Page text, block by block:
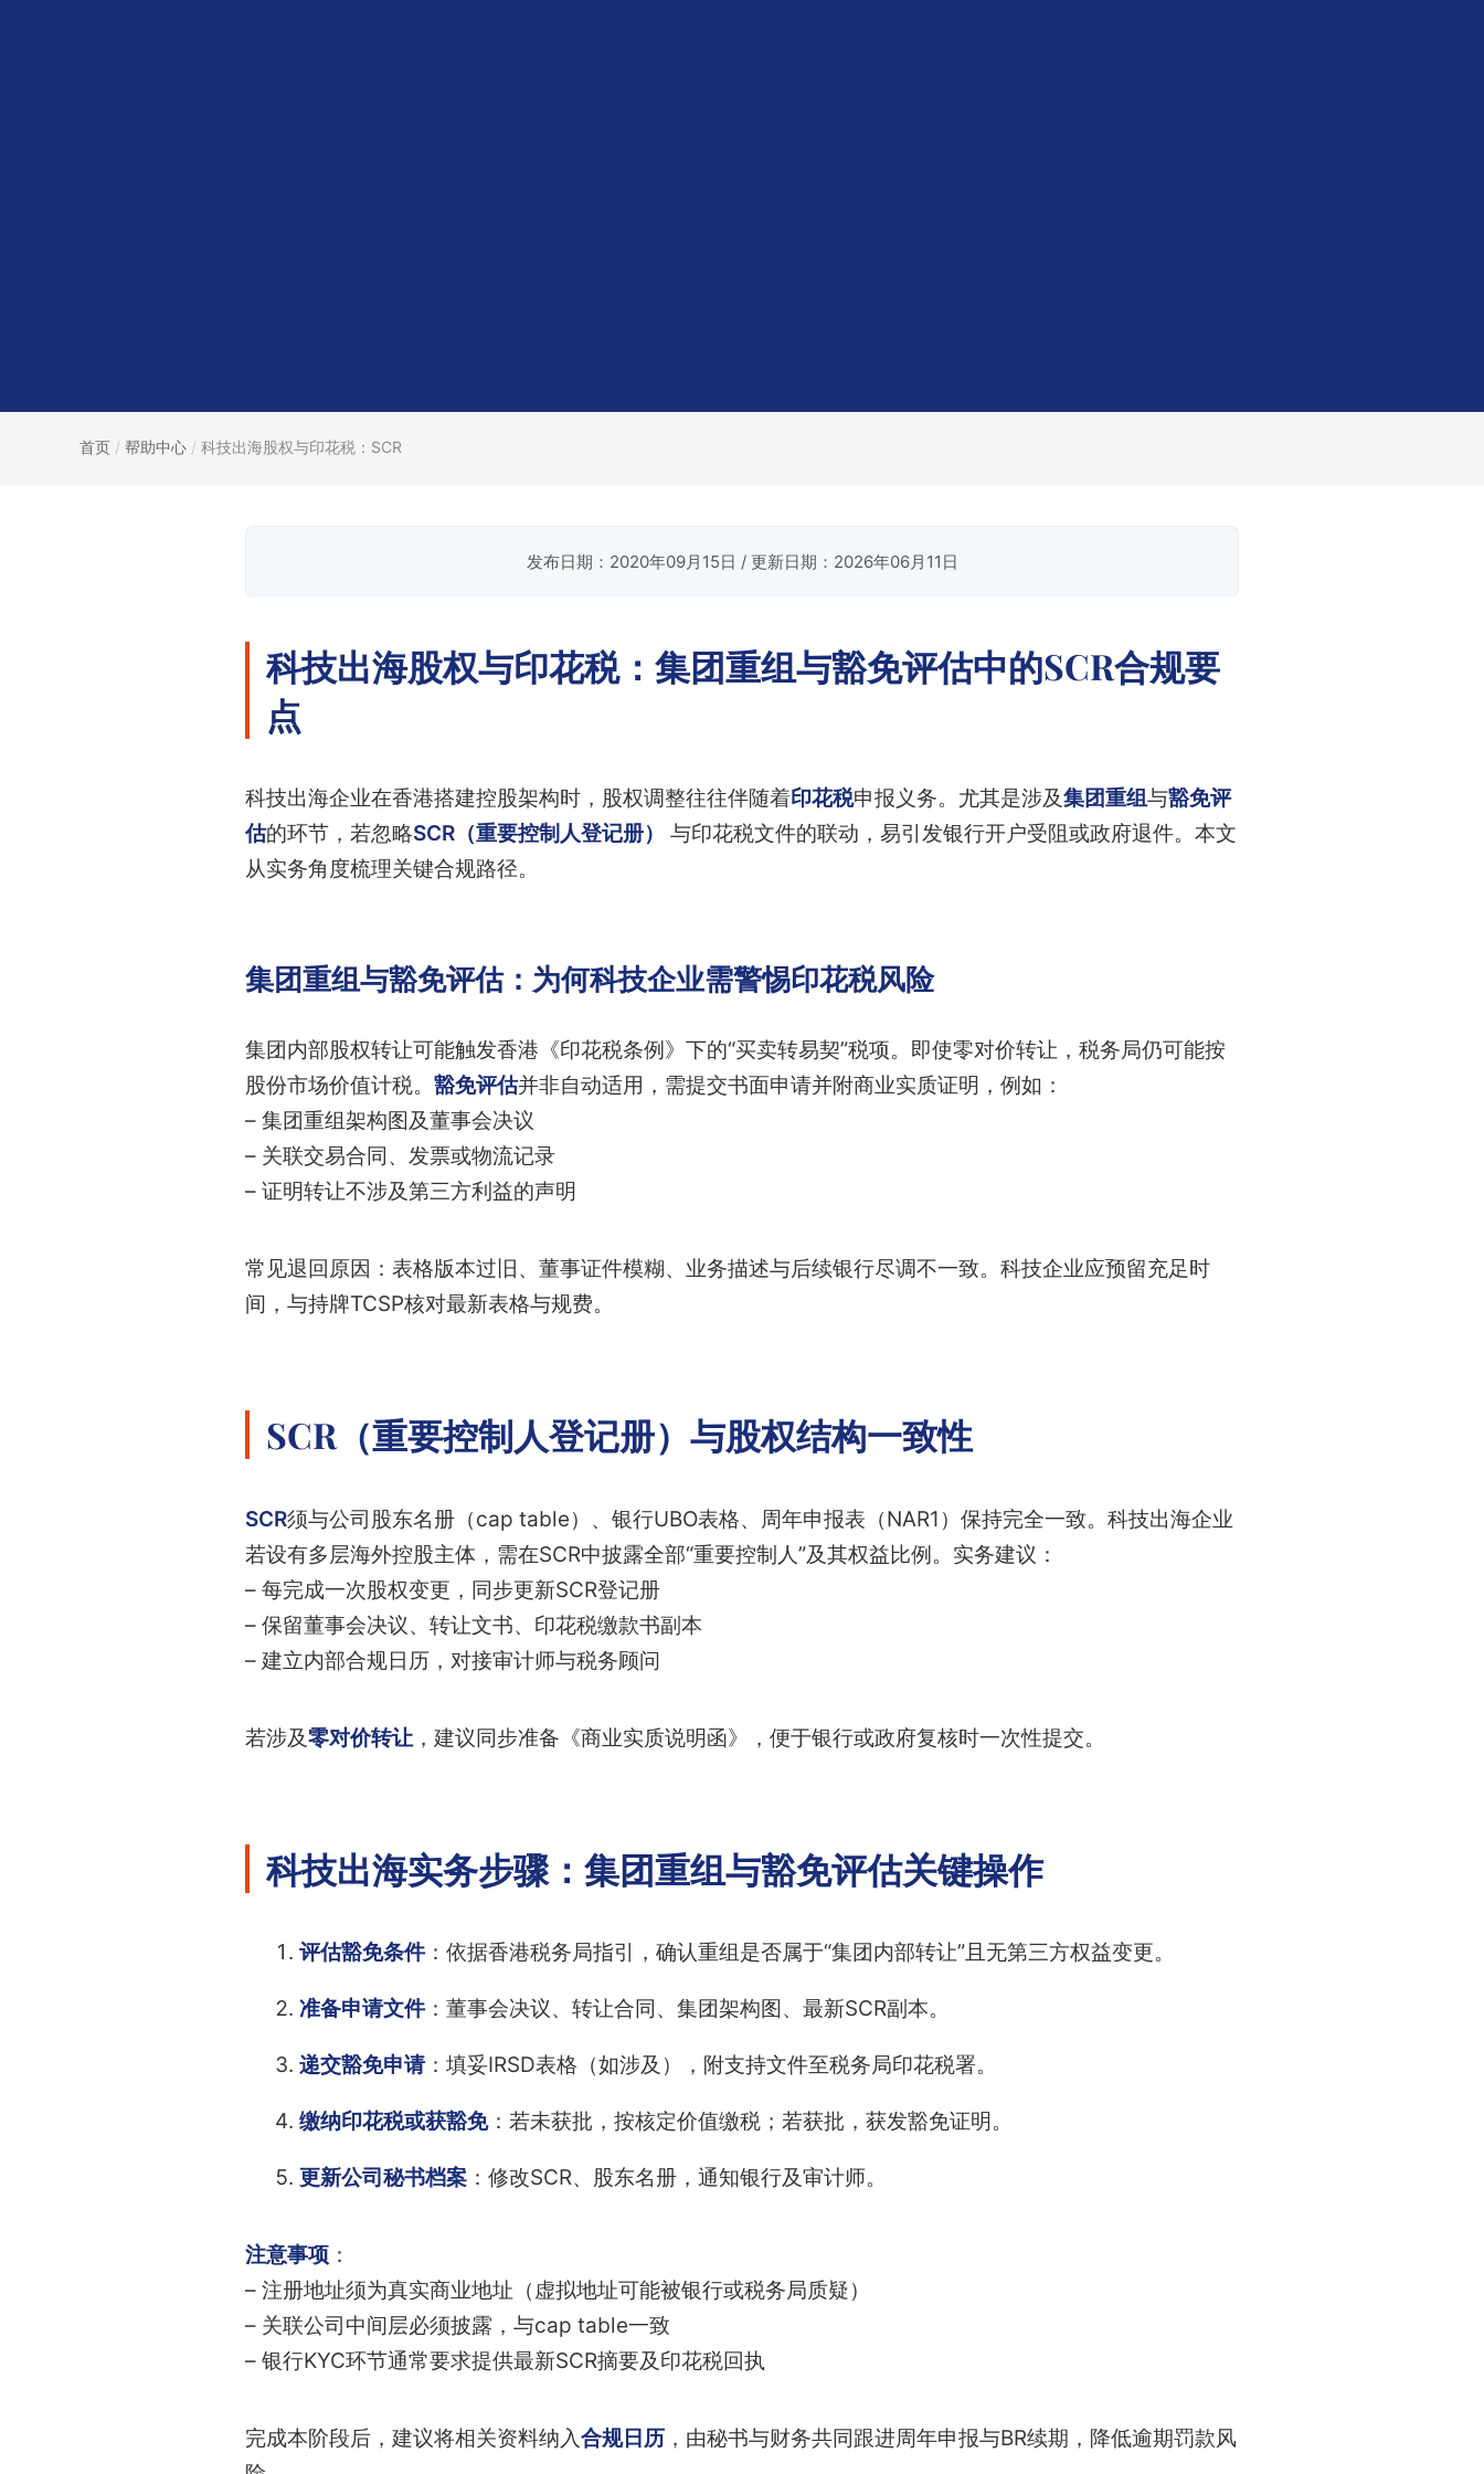
首页 / 帮助中心 / 科技出海股权与印花税：SCR
发布日期：2020年09月15日 / 更新日期：2026年06月11日
科技出海股权与印花税：集团重组与豁免评估中的SCR合规要
点
科技出海企业在香港搭建控股架构时，股权调整往往伴随着印花税申报义务。尤其是涉及集团重组与豁免评
估的环节，若忽略SCR（重要控制人登记册）
与印花税文件的联动，易引发银行开户受阻或政府退件。本文
从实务角度梳理关键合规路径。
集团重组与豁免评估：为何科技企业需警惕印花税风险
集团内部股权转让可能触发香港《印花税条例》下的“买卖转易契”税项。即使零对价转让，税务局仍可能按
股份市场价值计税。 豁免评估并非自动适用，需提交书面申请并附商业实质证明，例如：
– 集团重组架构图及董事会决议
– 关联交易合同、发票或物流记录
– 证明转让不涉及第三方利益的声明
常见退回原因：表格版本过旧、董事证件模糊、业务描述与后续银行尽调不一致。科技企业应预留充足时
间，与持牌TCSP核对最新表格与规费。
SCR（重要控制人登记册）与股权结构一致性
SCR须与公司股东名册（cap table）、银行UBO表格、周年申报表（NAR1）保持完全一致。科技出海企业
若设有多层海外控股主体，需在SCR中披露全部“重要控制人”及其权益比例。实务建议：
– 每完成一次股权变更，同步更新SCR登记册
– 保留董事会决议、转让文书、印花税缴款书副本
– 建立内部合规日历，对接审计师与税务顾问
若涉及零对价转让 ，建议同步准备《商业实质说明函》，便于银行或政府复核时一次性提交。
科技出海实务步骤：集团重组与豁免评估关键操作
评估豁免条件：依据香港税务局指引，确认重组是否属于“集团内部转让”且无第三方权益变更。
准备申请文件：董事会决议、转让合同、集团架构图、最新SCR副本。
递交豁免申请：填妥IRSD表格（如涉及），附支持文件至税务局印花税署。
缴纳印花税或获豁免：若未获批，按核定价值缴税；若获批，获发豁免证明。
更新公司秘书档案：修改SCR、股东名册，通知银行及审计师。
注意事项 ：
– 注册地址须为真实商业地址（虚拟地址可能被银行或税务局质疑）
– 关联公司中间层必须披露，与cap table一致
– 银行KYC环节通常要求提供最新SCR摘要及印花税回执
完成本阶段后，建议将相关资料纳入合规日历 ，由秘书与财务共同跟进周年申报与BR续期，降低逾期罚款风